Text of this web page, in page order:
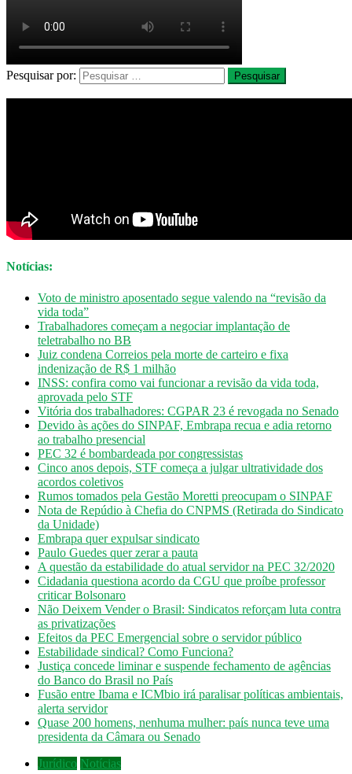
Pesquisar por:
Notícias:
Voto de ministro aposentado segue valendo na “revisão da
vida toda”
Trabalhadores começam a negociar implantação de
teletrabalho no BB
Juiz condena Correios pela morte de carteiro e fixa
indenização de R$ 1 milhão
INSS: confira como vai funcionar a revisão da vida toda,
aprovada pelo STF
Vitória dos trabalhadores: CGPAR 23 é revogada no Senado
Devido às ações do SINPAF, Embrapa recua e adia retorno
ao trabalho presencial
PEC 32 é bombardeada por congressistas
Cinco anos depois, STF começa a julgar ultratividade dos
acordos coletivos
Rumos tomados pela Gestão Moretti preocupam o SINPAF
Nota de Repúdio à Chefia do CNPMS (Retirada do Sindicato
da Unidade)
Embrapa quer expulsar sindicato
Paulo Guedes quer zerar a pauta
A questão da estabilidade do atual servidor na PEC 32/2020
Cidadania questiona acordo da CGU que proíbe professor
criticar Bolsonaro
Não Deixem Vender o Brasil: Sindicatos reforçam luta contra
as privatizações
Efeitos da PEC Emergencial sobre o servidor público
Estabilidade sindical? Como Funciona?
Justiça concede liminar e suspende fechamento de agências
do Banco do Brasil no País
Fusão entre Ibama e ICMbio irá paralisar políticas ambientais,
alerta servidor
Quase 200 homens, nenhuma mulher: país nunca teve uma
presidenta da Câmara ou Senado
Jurídico Notícias